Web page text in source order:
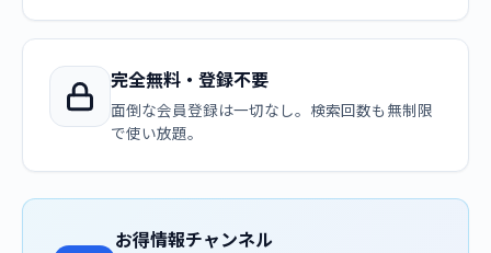
完全無料・登録不要
面倒な会員登録は一切なし。検索回数も無制限
で使い放題。
お得情報チャンネル